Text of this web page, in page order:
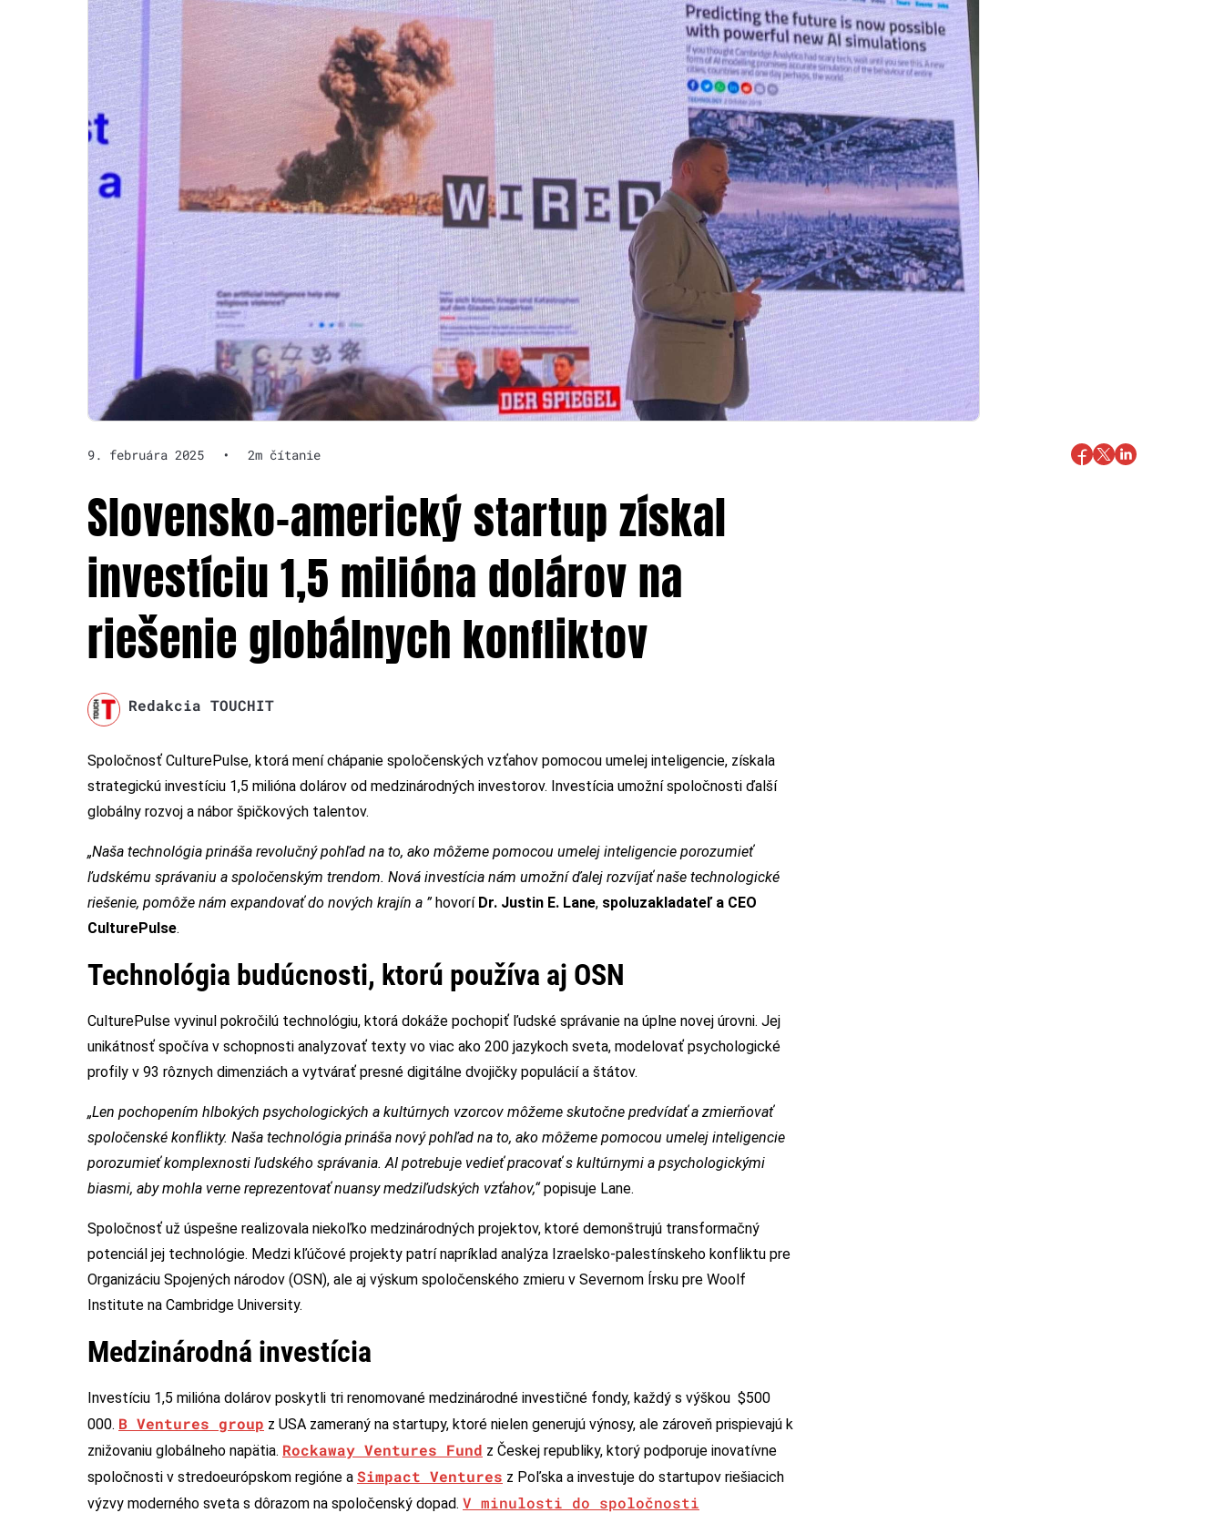
9. februára 2025 • 2m čítanie
Slovensko-americký startup získal
investíciu 1,5 milióna dolárov na
riešenie globálnych konfliktov
Redakcia TOUCHIT
Spoločnosť CulturePulse, ktorá mení chápanie spoločenských vzťahov pomocou umelej inteligencie, získala
strategickú investíciu 1,5 milióna dolárov od medzinárodných investorov. Investícia umožní spoločnosti ďalší
globálny rozvoj a nábor špičkových talentov.
„Naša technológia prináša revolučný pohľad na to, ako môžeme pomocou umelej inteligencie porozumieť
ľudskému správaniu a spoločenským trendom. Nová investícia nám umožní ďalej rozvíjať naše technologické
riešenie, pomôže nám expandovať do nových krajín a ”hovorí Dr. Justin E. Lane, spoluzakladateľ a CEO
CulturePulse.
Technológia budúcnosti, ktorú používa aj OSN
CulturePulse vyvinul pokročilú technológiu, ktorá dokáže pochopiť ľudské správanie na úplne novej úrovni. Jej
unikátnosť spočíva v schopnosti analyzovať texty vo viac ako 200 jazykoch sveta, modelovať psychologické
profily v 93 rôznych dimenziách a vytvárať presné digitálne dvojičky populácií a štátov.
„Len pochopením hlbokých psychologických a kultúrnych vzorcov môžeme skutočne predvídať a zmierňovať
spoločenské konflikty. Naša technológia prináša nový pohľad na to, ako môžeme pomocou umelej inteligencie
porozumieť komplexnosti ľudského správania. AI potrebuje vedieť pracovať s kultúrnymi a psychologickými
biasmi, aby mohla verne reprezentovať nuansy medziľudských vzťahov,“popisuje Lane.
Spoločnosť už úspešne realizovala niekoľko medzinárodných projektov, ktoré demonštrujú transformačný
potenciál jej technológie. Medzi kľúčové projekty patrí napríklad analýza Izraelsko-palestínskeho konfliktu pre
Organizáciu Spojených národov (OSN), ale aj výskum spoločenského zmieru v Severnom Írsku pre Woolf
Institute na Cambridge University.
Medzinárodná investícia
Investíciu 1,5 milióna dolárov poskytli tri renomované medzinárodné investičné fondy, každý s výškou $500
000. B Ventures group z USA zameraný na startupy, ktoré nielen generujú výnosy, ale zároveň prispievajú k
znižovaniu globálneho napätia. Rockaway Ventures Fund z Českej republiky, ktorý podporuje inovatívne
spoločnosti v stredoeurópskom regióne a Simpact Ventures z Poľska a investuje do startupov riešiacich
výzvy moderného sveta s dôrazom na spoločenský dopad. V minulosti do spoločnosti